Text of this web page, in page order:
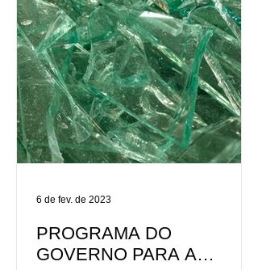
PROGRAMA DO
GOVERNO PARA A
6 de fev. de 2023